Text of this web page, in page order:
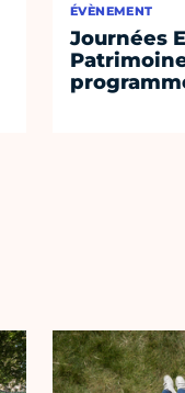
ÉVÈNEMENT
Journées